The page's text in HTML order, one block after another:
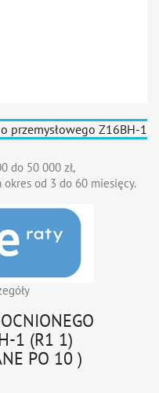
do 50 000 zł,
okres od 3 do 60 miesięcy.
1 (R1 1)
PO 10 )